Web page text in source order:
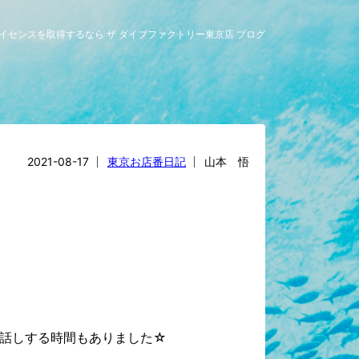
ンスを取得するなら ザ ダイブファクトリー東京店 ブログ
2021-08-17 東京お店番日記 山本 悟
しする時間もありました☆